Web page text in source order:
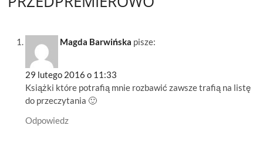
Magda Barwińska pisze:
29 lutego 2016 o 11:33
Książki które potrafią mnie rozbawić zawsze trafią na listę
do przeczytania 🙂
Odpowiedz